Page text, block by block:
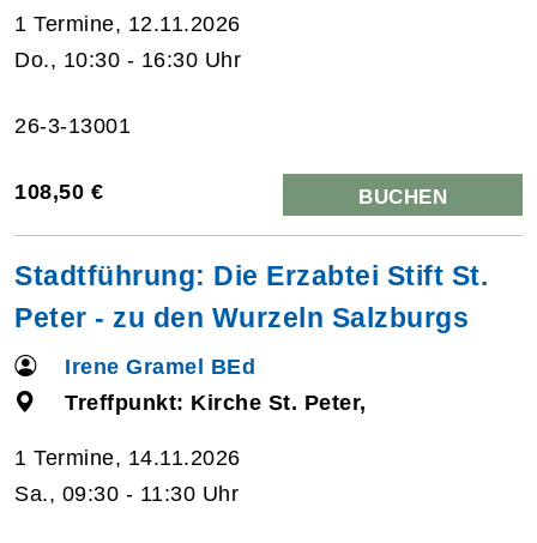
1 Termine, 12.11.2026
Do., 10:30 - 16:30 Uhr
26-3-13001
108,50 € BUCHEN
Stadtführung: Die Erzabtei Stift St.
Peter - zu den Wurzeln Salzburgs
Irene Gramel BEd
Treffpunkt: Kirche St. Peter,
1 Termine, 14.11.2026
Sa., 09:30 - 11:30 Uhr